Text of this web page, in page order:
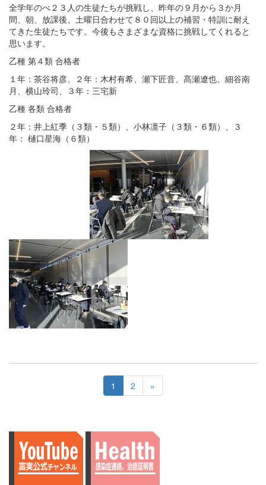
全学年のべ２３人の生徒たちが挑戦し、昨年の９月から３か月
間、朝、放課後、土曜日合わせて８０回以上の補習・特訓に耐え
てきた生徒たちです。今後もさまざまな資格に挑戦してくれると
思います。
乙種 第４類 合格者
１年：茶谷将彦、２年：木村有希、瀬下匠音、髙瀬遼也、細谷南
月、横山玲司、３年：三宅新
乙種 各類 合格者
２年：井上紅季（３類・５類）、小林凛子（３類・６類）、３
年： 樋口星海（６類）
1 2 »